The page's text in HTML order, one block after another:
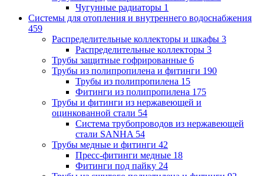
Чугунные радиаторы 1
Системы для отопления и внутреннего водоснабжения
459
Распределительные коллекторы и шкафы 3
Распределительные коллекторы 3
Трубы защитные гофрированные 6
Трубы из полипропилена и фитинги 190
Трубы из полипропилена 15
Фитинги из полипропилена 175
Трубы и фитинги из нержавеющей и
оцинкованной стали 54
Система трубопроводов из нержавеющей
стали SANHA 54
Трубы медные и фитинги 42
Пресс-фитинги медные 18
Фитинги под пайку 24